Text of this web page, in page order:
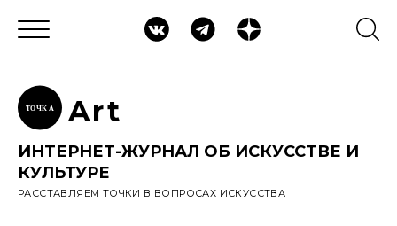
ТОЧК А Art
ИНТЕРНЕТ-ЖУРНАЛ ОБ ИСКУССТВЕ И
КУЛЬТУРЕ
РАССТАВЛЯЕМ ТОЧКИ В ВОПРОСАХ ИСКУССТВА